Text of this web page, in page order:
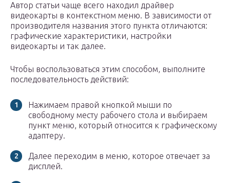
Автор статьи чаще всего находил драйвер
видеокарты в контекстном меню. В зависимости от
производителя названия этого пункта отличаются:
графические характеристики, настройки
видеокарты и так далее.
Чтобы воспользоваться этим способом, выполните
последовательность действий:
Нажимаем правой кнопкой мыши по
свободному месту рабочего стола и выбираем
пункт меню, который относится к графическому
адаптеру.
Далее переходим в меню, которое отвечает за
дисплей.